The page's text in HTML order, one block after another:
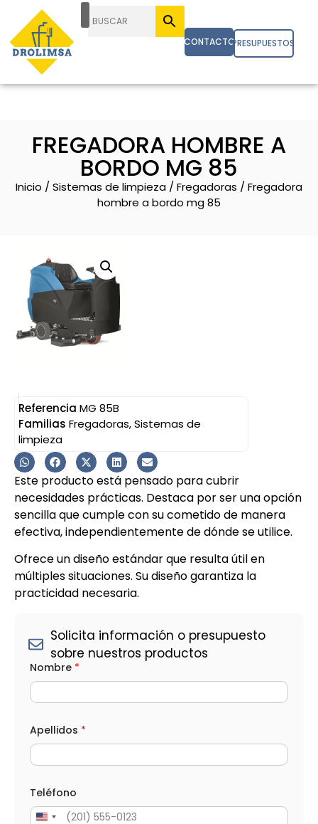
CONTACTOPRESUPUESTOS
FREGADORA HOMBRE A
BORDO MG 85
Inicio / Sistemas de limpieza / Fregadoras / Fregadora
hombre a bordo mg 85
Referencia MG 85B
Familias Fregadoras,Sistemas de
limpieza
Este producto está pensado para cubrir
necesidades prácticas. Destaca por ser una opción
sencilla que cumple con su cometido de manera
efectiva, independientemente de dónde se utilice.
Ofrece un diseño estándar que resulta útil en
múltiples situaciones. Su diseño garantiza la
practicidad necesaria.
Solicita información o presupuesto
sobre nuestros productos
Nombre *
Apellidos *
Teléfono